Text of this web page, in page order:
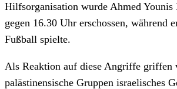
Hilfsorganisation wurde Ahmed Younis
gegen 16.30 Uhr erschossen, während
Fußball spielte.
Als Reaktion auf diese Angriffe griffen
palästinensische Gruppen israelisches